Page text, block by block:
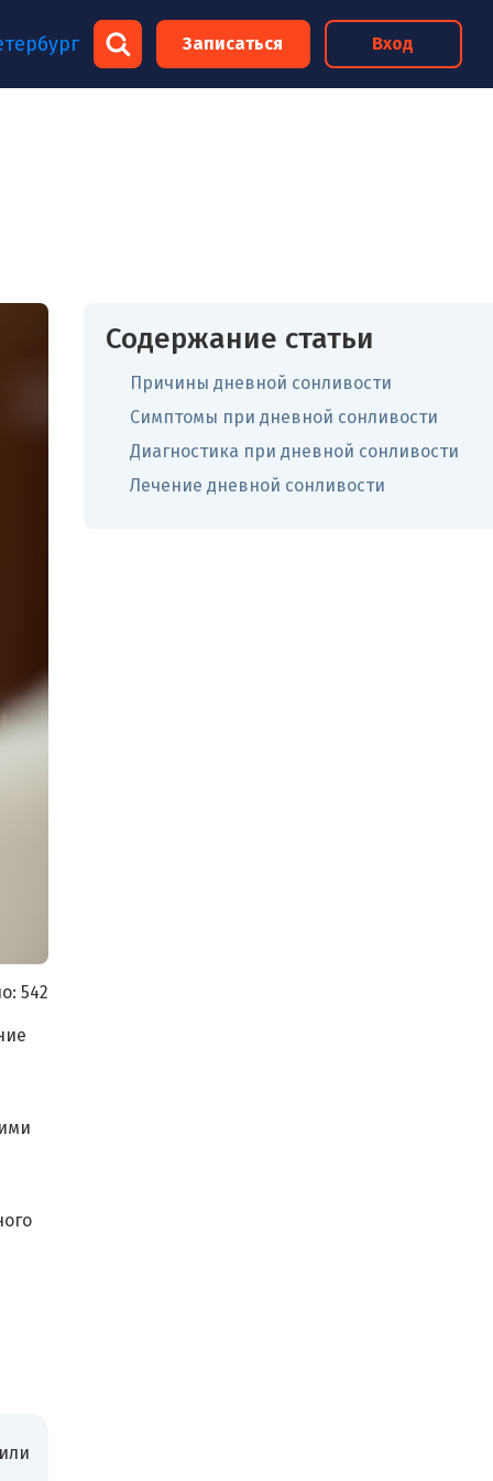
Записаться Вход
542
Содержание статьи
Причины дневной сонливости
Симптомы при дневной сонливости
Диагностика при дневной сонливости
Лечение дневной сонливости
×